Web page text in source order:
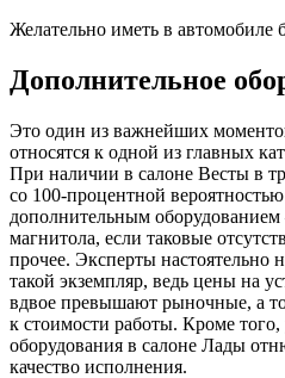
Желательно иметь в автомобиле
Дополнительное
Это один из важнейших
относятся к одной из главных
При наличии в салоне Весты в
со 100-процентной вероятностью
дополнительным оборудованием
магнитола, если таковые
прочее. Эксперты настоятельно
такой экземпляр, ведь цены на
вдвое превышают рыночные, а
к стоимости работы. Кроме
оборудования в салоне Лады
качество исполнения.